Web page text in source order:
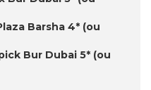
Barsha 4* (ou
Bur Dubai 5* (ou